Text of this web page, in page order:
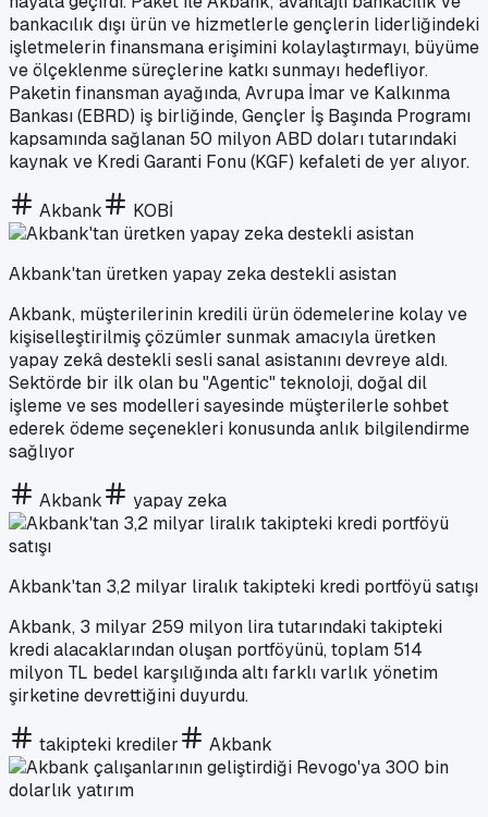
bankacılık dışı ürün ve hizmetlerle gençlerin liderliğindeki
işletmelerin finansmana erişimini kolaylaştırmayı, büyüme
ve ölçeklenme süreçlerine katkı sunmayı hedefliyor.
Paketin finansman ayağında, Avrupa İmar ve Kalkınma
Bankası (EBRD) iş birliğinde, Gençler İş Başında Programı
kapsamında sağlanan 50 milyon ABD doları tutarındaki
kaynak ve Kredi Garanti Fonu (KGF) kefaleti de yer alıyor.
Akbank KOBİ
Akbank'tan üretken yapay zeka destekli asistan
Akbank, müşterilerinin kredili ürün ödemelerine kolay ve
kişiselleştirilmiş çözümler sunmak amacıyla üretken
yapay zekâ destekli sesli sanal asistanını devreye aldı.
Sektörde bir ilk olan bu "Agentic" teknoloji, doğal dil
işleme ve ses modelleri sayesinde müşterilerle sohbet
ederek ödeme seçenekleri konusunda anlık bilgilendirme
sağlıyor
Akbank yapay zeka
Akbank'tan 3,2 milyar liralık takipteki kredi portföyü satışı
Akbank, 3 milyar 259 milyon lira tutarındaki takipteki
kredi alacaklarından oluşan portföyünü, toplam 514
milyon TL bedel karşılığında altı farklı varlık yönetim
şirketine devrettiğini duyurdu.
takipteki krediler Akbank